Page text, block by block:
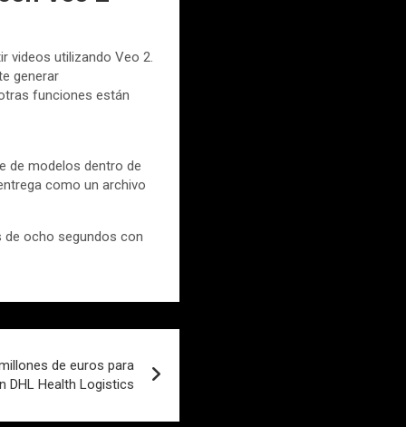
videos utilizando Veo 2.
generar
funciones están
de modelos dentro de
como un archivo
de ocho segundos con
de euros para
DHL Health Logistics